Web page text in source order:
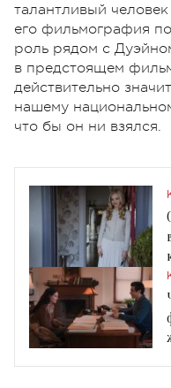
талантливый
его фильмография
роль рядом с
в предстоящем
действительно
нашему
что бы он ни взялся.